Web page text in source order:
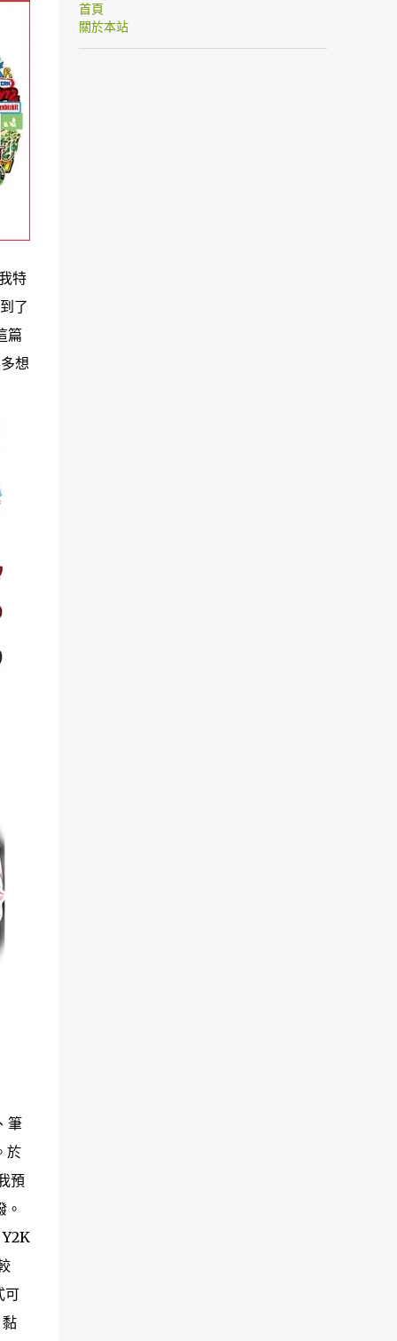
特
了
篇
想
筆
於
預
可
首頁
關於本站